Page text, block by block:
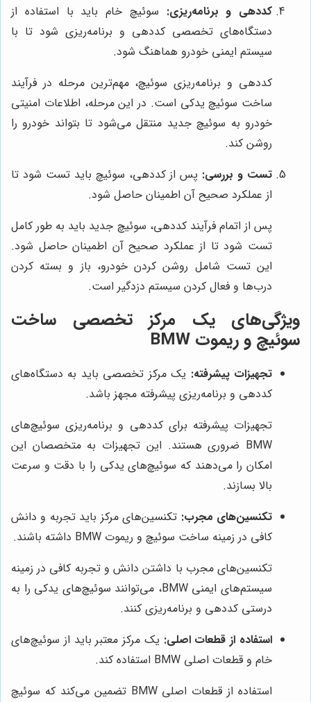
کددهی و برنامه‌ریزی: سوئیچ خام باید با استفاده از
دستگاه‌های تخصصی کددهی و برنامه‌ریزی شود تا با
سیستم ایمنی خودرو هماهنگ شود.
کددهی و برنامه‌ریزی سوئیچ، مهم‌ترین مرحله در فرآیند
ساخت سوئیچ یدکی است. در این مرحله، اطلاعات امنیتی
خودرو به سوئیچ جدید منتقل می‌شود تا بتواند خودرو را
روشن کند.
تست و بررسی: پس از کددهی، سوئیچ باید تست شود تا
از عملکرد صحیح آن اطمینان حاصل شود.
پس از اتمام فرآیند کددهی، سوئیچ جدید باید به طور کامل
تست شود تا از عملکرد صحیح آن اطمینان حاصل شود.
این تست شامل روشن کردن خودرو، باز و بسته کردن
درب‌ها و فعال کردن سیستم دزدگیر است.
ویژگی‌های یک مرکز تخصصی ساخت
سوئیچ و ریموت BMW
تجهیزات پیشرفته: یک مرکز تخصصی باید به دستگاه‌های
کددهی و برنامه‌ریزی پیشرفته مجهز باشد.
تجهیزات پیشرفته برای کددهی و برنامه‌ریزی سوئیچ‌های
BMW ضروری هستند. این تجهیزات به متخصصان این
امکان را می‌دهند که سوئیچ‌های یدکی را با دقت و سرعت
بالا بسازند.
تکنسین‌های مجرب: تکنسین‌های مرکز باید تجربه و دانش
کافی در زمینه ساخت سوئیچ و ریموت BMW داشته باشند.
تکنسین‌های مجرب با داشتن دانش و تجربه کافی در زمینه
سیستم‌های ایمنی BMW، می‌توانند سوئیچ‌های یدکی را به
درستی کددهی و برنامه‌ریزی کنند.
استفاده از قطعات اصلی: یک مرکز معتبر باید از سوئیچ‌های
خام و قطعات اصلی BMW استفاده کند.
استفاده از قطعات اصلی BMW تضمین می‌کند که سوئیچ